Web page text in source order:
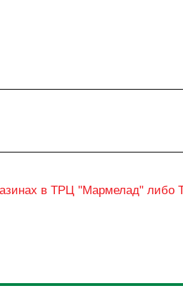
в ТРЦ "Мармелад" либо